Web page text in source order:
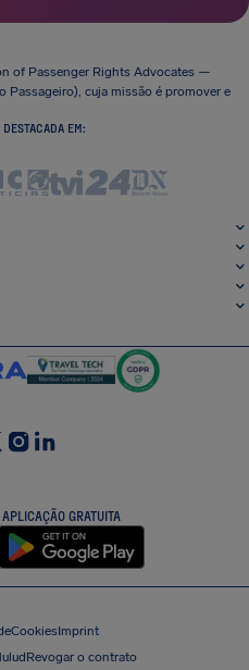
of Passenger Rights Advocates —
cuja missão é promover e
EM:
GRATUITA
CookiesImprint
Revogar o contrato